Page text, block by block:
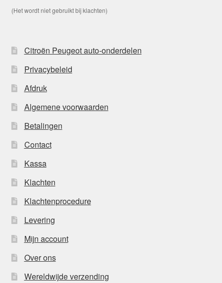
(Het wordt niet gebruikt bij klachten)
Citroën Peugeot auto-onderdelen
Privacybeleid
Afdruk
Algemene voorwaarden
Betalingen
Contact
Kassa
Klachten
Klachtenprocedure
Levering
Mijn account
Over ons
Wereldwijde verzending